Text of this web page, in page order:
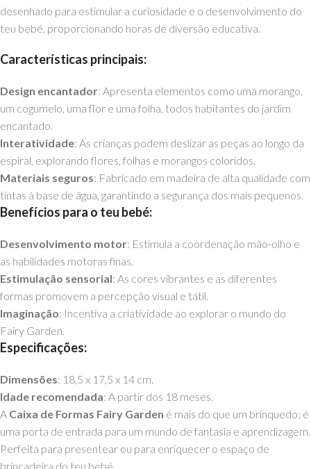
desenhado para estimular a curiosidade e o desenvolvimento do
teu bebé, proporcionando horas de diversão educativa.
Características principais:
Design encantador: Apresenta elementos como uma morango,
um cogumelo, uma flor e uma folha, todos habitantes do jardim
encantado.
Interatividade: As crianças podem deslizar as peças ao longo da
espiral, explorando flores, folhas e morangos coloridos.
Materiais seguros: Fabricado em madeira de alta qualidade com
tintas à base de água, garantindo a segurança dos mais pequenos.
Benefícios para o teu bebé:
Desenvolvimento motor: Estimula a coordenação mão-olho e
as habilidades motoras finas.
Estimulação sensorial: As cores vibrantes e as diferentes
formas promovem a percepção visual e tátil.
Imaginação: Incentiva a criatividade ao explorar o mundo do
Fairy Garden.
Especificações:
Dimensões: 18,5 x 17,5 x 14 cm.
Idade recomendada: A partir dos 18 meses.
A Caixa de Formas Fairy Garden é mais do que um brinquedo; é
uma porta de entrada para um mundo de fantasia e aprendizagem.
Perfeita para presentear ou para enriquecer o espaço de
brincadeira do teu bebé.